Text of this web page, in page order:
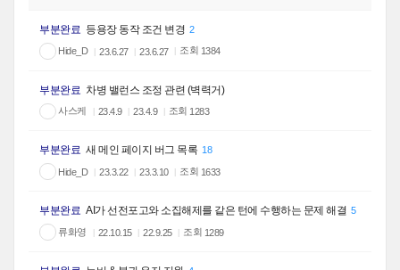
부분완료 등용장 동작 조건 변경 2
Hide_D 23.6.27 23.6.27 조회 1384
부분완료 차병 밸런스 조정 관련 (벽력거)
사스케 23.4.9 23.4.9 조회 1283
부분완료 새 메인 페이지 버그 목록 18
Hide_D 23.3.22 23.3.10 조회 1633
부분완료 AI가 선전포고와 소집해제를 같은 턴에 수행하는 문제 해결 5
류화영
22.10.15 22.9.25 조회 1289